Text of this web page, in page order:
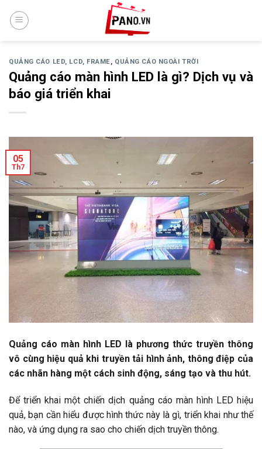
QUẢNG CÁO LED, LCD, FRAME, QUẢNG CÁO NGOÀI TRỜI
Quảng cáo màn hình LED là gì? Dịch vụ và
báo giá triển khai
05
Th7
Quảng cáo màn hình LED là phương thức truyền thông
vô cùng hiệu quả khi truyền tải hình ảnh, thông điệp của
các nhãn hàng một cách sinh động, sáng tạo và thu hút.
Để triển khai một chiến dịch quảng cáo màn hình LED hiệu
quả, bạn cần hiểu được hình thức này là gì, triển khai như thế
nào, và ứng dụng ra sao cho chiến dịch truyền thông.